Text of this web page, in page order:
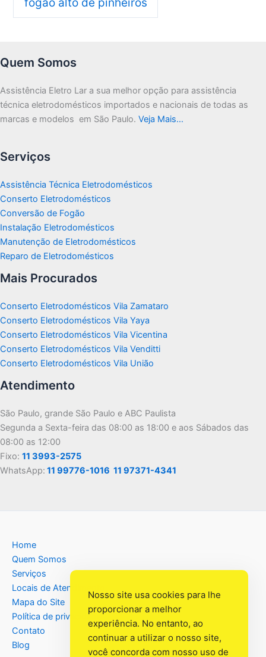
fogão alto de pinheiros
Quem Somos
Assistência Eletro Lar a sua melhor opção para assistência
técnica eletrodomésticos importados e nacionais de todas as
marcas e modelos em São Paulo. Veja Mais…
Serviços
Assistência Técnica Eletrodomésticos
Conserto Eletrodomésticos
Conversão de Fogão
Instalação Eletrodomésticos
Manutenção de Eletrodomésticos
Reparo de Eletrodomésticos
Mais Procurados
Conserto Eletrodomésticos Vila Zamataro
Conserto Eletrodomésticos Vila Yaya
Conserto Eletrodomésticos Vila Vicentina
Conserto Eletrodomésticos Vila Venditti
Conserto Eletrodomésticos Vila União
Atendimento
São Paulo, grande São Paulo e ABC Paulista
Segunda a Sexta-feira das 08:00 as 18:00 e aos Sábados das
08:00 as 12:00
Fixo: 11 3993-2575
WhatsApp: 11 99776-1016 11 97371-4341
Home
Quem Somos
Serviços
Locais de Atendimento
Mapa do Site
Política de privacidade
Contato
Blog
Nosso site usa cookies para lhe
proporcionar a melhor
experiência. No entanto, ao
continuar a utilizar o nosso site,
você concorda com nosso uso de